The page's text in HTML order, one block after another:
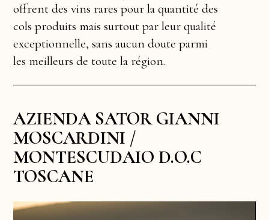
offrent des vins rares pour la quantité des
cols produits mais surtout par leur qualité
exceptionnelle, sans aucun doute parmi
les meilleurs de toute la région.
AZIENDA SATOR GIANNI
MOSCARDINI /
MONTESCUDAIO D.O.C
TOSCANE